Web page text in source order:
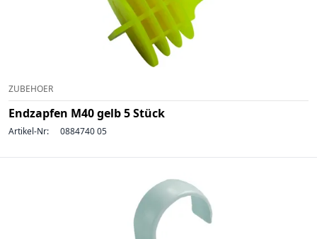
ZUBEHOER
Endzapfen M40 gelb 5 Stück
Artikel-Nr: 0884740 05